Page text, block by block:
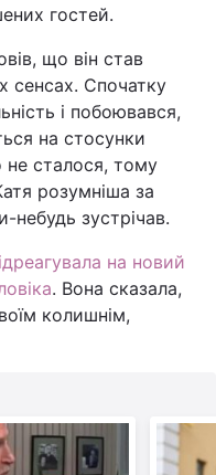
гостей.
що він став
сенсах. Спочатку
і побоювався,
на стосунки
не сталося, тому
розумніша за
небудь зустрічав.
на новий
. Вона сказала,
колишнім,